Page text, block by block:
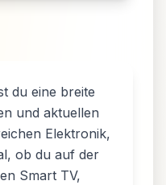
du eine breite
und aktuellen
Elektronik,
ob du auf der
Smart TV,